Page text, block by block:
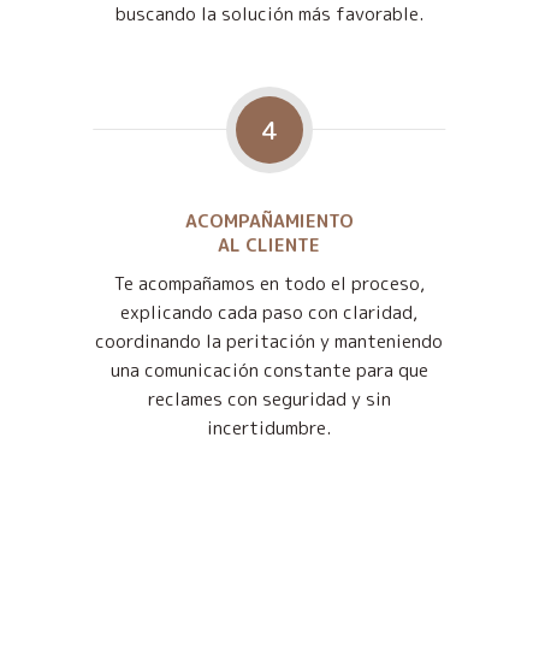
buscando la solución más favorable.
4
ACOMPAÑAMIENTO
AL CLIENTE
Te acompañamos en todo el proceso,
explicando cada paso con claridad,
coordinando la peritación y manteniendo
una comunicación constante para que
reclames con seguridad y sin
incertidumbre.